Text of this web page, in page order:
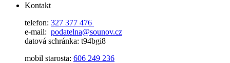
Kontakt
telefon: 327 377 476
e-mail: podatelna@sounov.cz
datová schránka: t94bgi8
mobil starosta: 606 249 236